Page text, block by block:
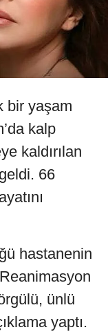
bir yaşam
kalp
kaldırılan
66
hastanenin
ünlü
yaptı.